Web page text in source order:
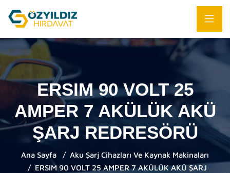
ERSIM 90 VOLT 25
AMPER 7 AKÜLÜK AKÜ
ŞARJ REDRESÖRÜ
Ana Sayfa
Aku Şarj Cihazları Ve Kaynak Makinaları
ERSIM 90 VOLT 25 AMPER 7 AKÜLÜK AKÜ ŞARJ